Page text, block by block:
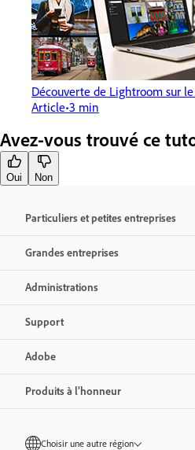
Découverte de Lightroom sur
Article 3 min
Avez-vous trouvé ce
Oui Non
Particuliers et petites entreprises
Grandes entreprises
Administrations
Support
Adobe
Produits à l’honneur
Choisir une autre région